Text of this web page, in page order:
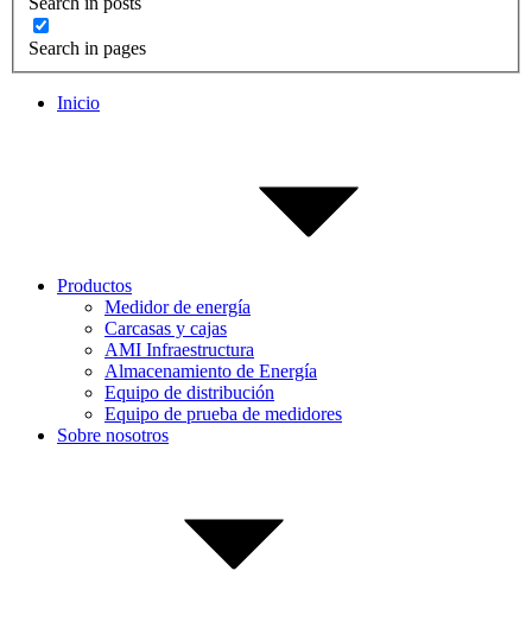
Search in pages
Inicio
Productos
Medidor de energía
Carcasas y cajas
AMI Infraestructura
Almacenamiento de Energía
Equipo de distribución
Equipo de prueba de medidores
Sobre nosotros